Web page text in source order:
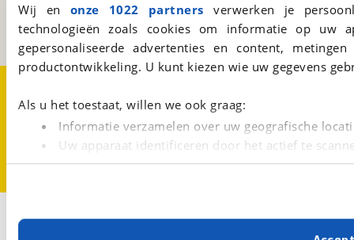
Wij en onze 1022 partners verwerken je
technologieën zoals cookies om informatie op
gepersonaliseerde advertenties en content,
productontwikkeling. U kunt kiezen wie uw gegevens
Als u het toestaat, willen we ook graag:
Informatie verzamelen over uw geografische
Uw apparaat identificeren door het actief te
Lees meer over hoe uw persoonlijke gegevens worden
Met cookies en vergelijkbare technieken zorgen we
Een initiatief van
BOVAG
Cookievoorkeuren
Vacatures